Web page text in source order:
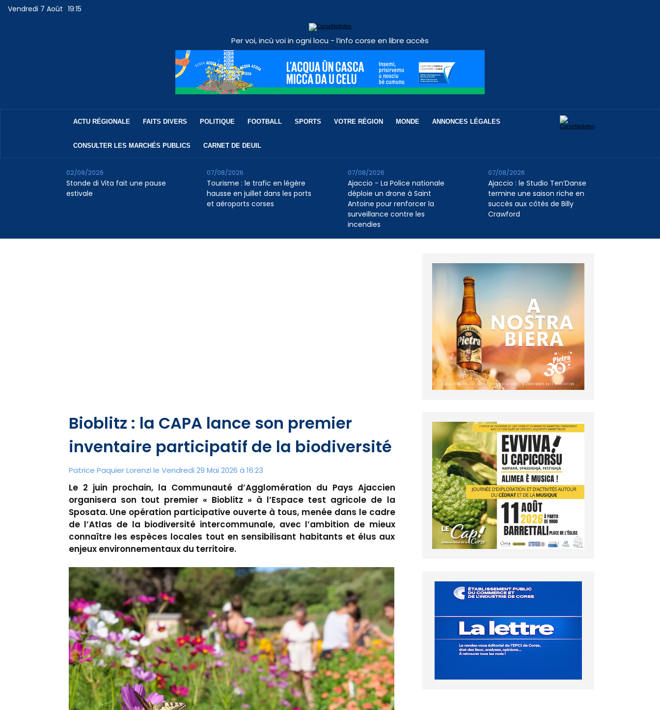
Vendredi 7 Août 19:15
Per voi, incù voi in ogni locu - l’info corse en libre accès
ACTU RÉGIONALE FAITS DIVERS POLITIQUE FOOTBALL SPORTS VOTRE RÉGION MONDE ANNONCES LÉGALES
CONSULTER LES MARCHÉS PUBLICS CARNET DE DEUIL
Stonde di Vita fait une pause
estivale
02/09/2026
Tourisme : le trafic en légère
hausse en juillet dans les ports
et aéroports corses
07/08/2026
Ajaccio - La Police nationale
déploie un drone à Saint
Antoine pour renforcer la
surveillance contre les
incendies
07/08/2026
Ajaccio : le Studio Ten’Danse
termine une saison riche en
succès aux côtés de Billy
Crawford
07/08/2026
Bioblitz : la CAPA lance son premier
inventaire participatif de la biodiversité
Patrice Paquier Lorenzi le Vendredi 29 Mai 2026 à 16:23
Le 2 juin prochain, la Communauté d’Agglomération du Pays Ajaccien
organisera son tout premier « Bioblitz » à l’Espace test agricole de la
Sposata. Une opération participative ouverte à tous, menée dans le cadre
de l’Atlas de la biodiversité intercommunale, avec l’ambition de mieux
connaître les espèces locales tout en sensibilisant habitants et élus aux
enjeux environnementaux du territoire.